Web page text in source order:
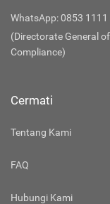
WhatsApp: 0853
(Directorate General
Compliance)
Cermati
Tentang Kami
FAQ
Hubungi Kami